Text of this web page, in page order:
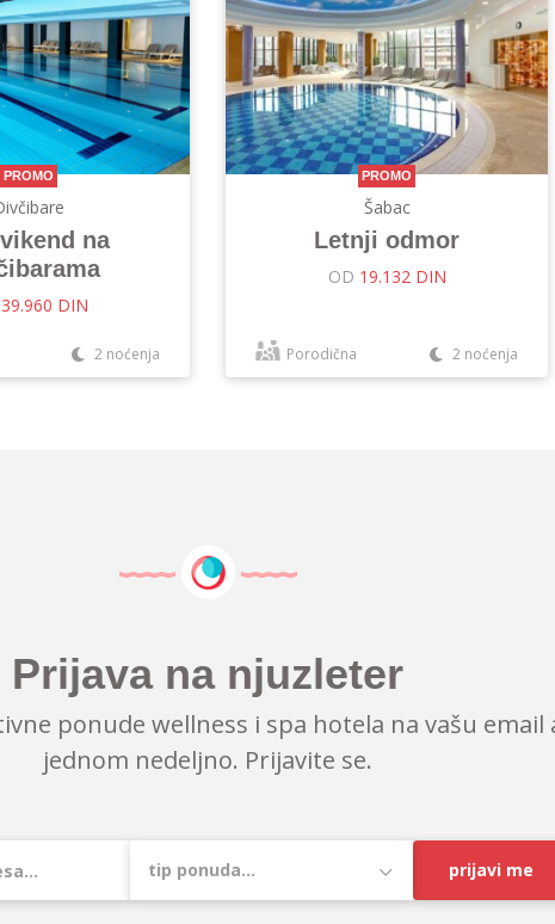
PROMO
na
39.960 DIN
2 noćenja
PROMO
Šabac
Letnji odmor
OD 19.132 DIN
Porodična 2 noćenja
Prijava na njuzleter
ponude wellness i spa hotela na vašu email
jednom nedeljno. Prijavite se.
prijavi me